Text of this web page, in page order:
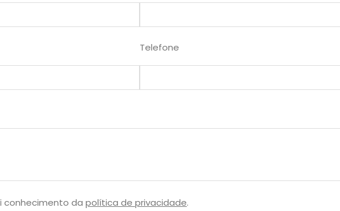
Telefone
conhecimento da política de privacidade.